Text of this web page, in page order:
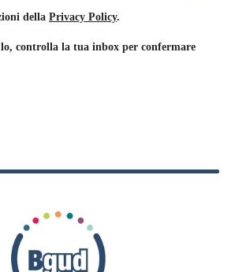
della Privacy Policy.
controlla la tua inbox per confermare